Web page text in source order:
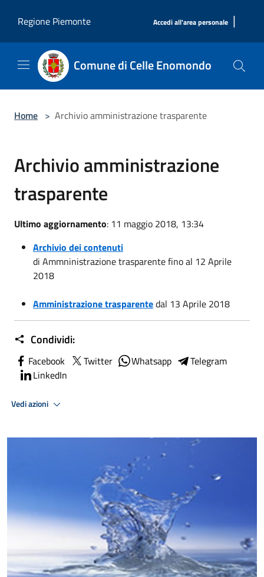
Regione Piemonte
Accedi all'area personale |
Comune di Celle Enomondo
Home > Archivio amministrazione trasparente
Archivio amministrazione
trasparente
Ultimo aggiornamento: 11 maggio 2018, 13:34
Archivio dei contenuti
di Ammninistrazione trasparente fino al 12 Aprile
2018
Amministrazione trasparentedal 13 Aprile 2018
Condividi:
Facebook Twitter Whatsapp
Telegram
LinkedIn
Vedi azioni